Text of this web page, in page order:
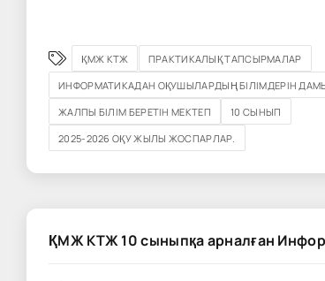
ҚМЖ КТЖ
ПРАКТИКАЛЫҚ ТАПСЫРМАЛАР
ИНФОРМАТИКАДАН ОҚУШЫЛАРДЫҢ БІЛІМДЕРІН
ЖАЛПЫ БІЛІМ БЕРЕТІН МЕКТЕП
10 СЫНЫП
2025-2026 ОҚУ ЖЫЛЫ ЖОСПАРЛАР.
ҚМЖ КТЖ 10 сыныпқа арналған